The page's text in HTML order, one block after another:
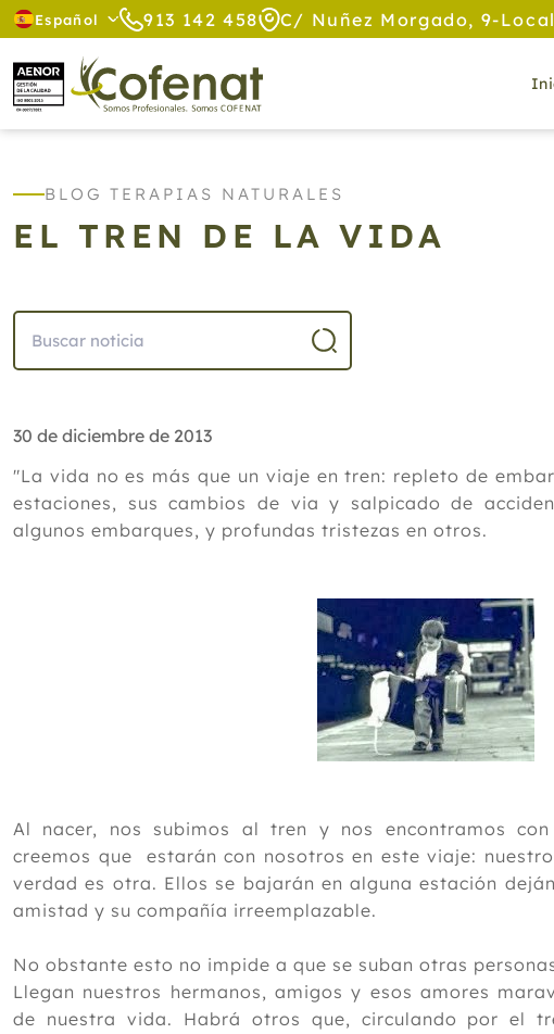
Español 913 142 458 C/ Nuñez Morgado, 9-
BLOG TERAPIAS NATURALES
EL TREN DE LA VIDA
30 de diciembre de 2013
"La vida no es más que un viaje en tren: repleto de
estaciones, sus cambios de via y salpicado de
algunos embarques, y profundas tristezas en otros.
Al nacer, nos subimos al tren y nos encontramos
creemos que estarán con nosotros en este viaje:
verdad es otra. Ellos se bajarán en alguna estación
amistad y su compañía irreemplazable.
No obstante esto no impide a que se suban otras
Llegan nuestros hermanos, amigos y esos amores
de nuestra vida. Habrá otros que, circulando por el